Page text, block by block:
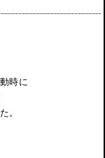
時に
。